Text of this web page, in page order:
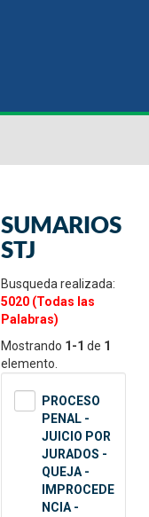
SUMARIOS
STJ
Busqueda realizada:
5020 (Todas las
Palabras)
Mostrando 1-1 de 1
elemento.
PROCESO
PENAL -
JUICIO POR
JURADOS -
QUEJA -
IMPROCEDE
NCIA -